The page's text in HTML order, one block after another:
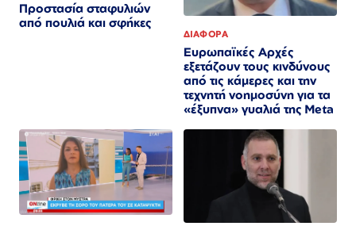
Προστασία σταφυλιών
από πουλιά και σφήκες
ΔΙΑΦΟΡΑ
Ευρωπαϊκές Αρχές
εξετάζουν τους κινδύνους
από τις κάμερες και την
τεχνητή νοημοσύνη για τα
«έξυπνα» γυαλιά της Meta